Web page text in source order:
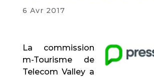
6 Avr 2017
La commission
m-Tourisme de
Telecom Valley a